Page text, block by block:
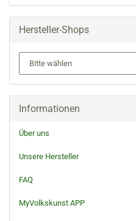
Hersteller-Shops
Informationen
Über uns
Unsere Hersteller
FAQ
MyVolkskunst APP